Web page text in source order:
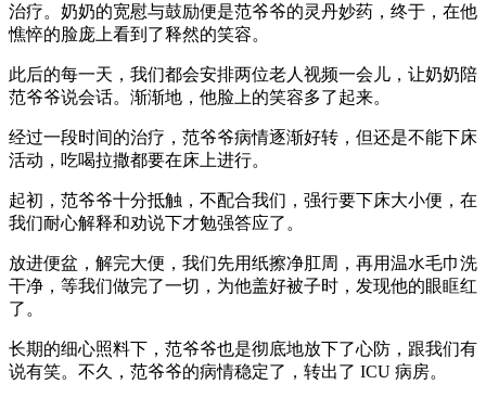
治疗。奶奶的宽慰与鼓励便是范爷爷的灵丹妙药，终于，在他
憔悴的脸庞上看到了释然的笑容。
此后的每一天，我们都会安排两位老人视频一会儿，让奶奶陪
范爷爷说会话。渐渐地，他脸上的笑容多了起来。
经过一段时间的治疗，范爷爷病情逐渐好转，但还是不能下床
活动，吃喝拉撒都要在床上进行。
起初，范爷爷十分抵触，不配合我们，强行要下床大小便，在
我们耐心解释和劝说下才勉强答应了。
放进便盆，解完大便，我们先用纸擦净肛周，再用温水毛巾洗
干净，等我们做完了一切，为他盖好被子时，发现他的眼眶红
了。
长期的细心照料下，范爷爷也是彻底地放下了心防，跟我们有
说有笑。不久，范爷爷的病情稳定了，转出了 ICU 病房。